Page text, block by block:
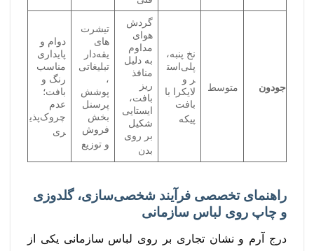
جودون متوسط
نخ پنبه،
پلی‌است
ر و
لایکرا با
بافت
پیکه
گردش
هوای
مداوم
به دلیل
منافذ
ریز
بافت،
ایستایی
شکیل
بر روی
بدن
تیشرت‌
های
یقه‌دار
تبلیغاتی
،
پوشش
پرسنل
بخش
فروش
و توزیع
دوام و
پایداری
مناسب
رنگ و
بافت؛
عدم
چروک‌پذی
ری
راهنمای تخصصی فرآیند شخصی‌سازی، گلدوزی
و چاپ روی لباس سازمانی
درج آرم و نشان تجاری بر روی لباس سازمانی یکی از